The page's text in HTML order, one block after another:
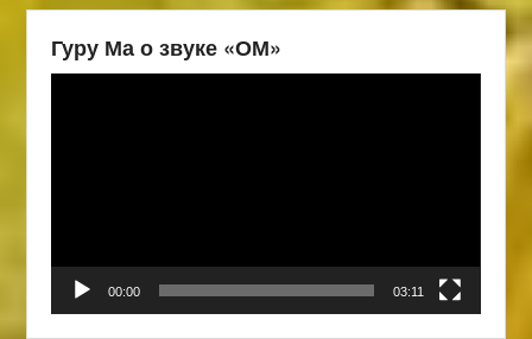
Гуру Ма о звуке «ОМ»
00:00 03:11